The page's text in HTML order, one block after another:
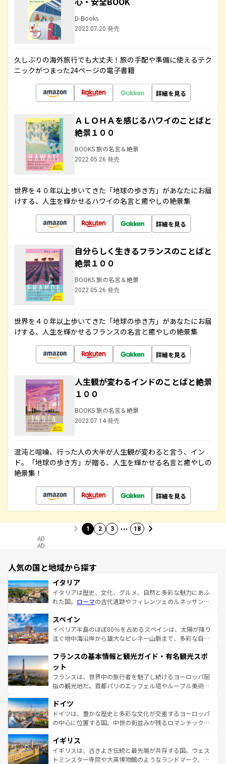
D-Books
2022.07.20 発売
久しぶりの海外旅行でも大丈夫！旅の手配や準備に使えるテク
ニックがつまった24ページの電子書籍
詳細を見る
ＡＬＯＨＡを感じるハワイのことばと
絶景１００
BOOKS 旅の名言＆絶景
2022.05.26 発売
世界を４０年以上歩いてきた「地球の歩き方」があなたにお届
けする、人生を輝かせるハワイの名言と癒やしの絶景集
詳細を見る
自分らしく生きるフランスのことばと
絶景１００
BOOKS 旅の名言＆絶景
2022.05.26 発売
世界を４０年以上歩いてきた「地球の歩き方」があなたにお届
けする、人生を輝かせるフランスの名言と癒やしの絶景集
詳細を見る
人生観が変わるインドのことばと絶景
１００
BOOKS 旅の名言＆絶景
2022.07.14 発売
混沌と喧噪、行った人の大半が人生観が変わると言う、イン
ド。「地球の歩き方」が贈る、人生を輝かせる名言と癒やしの
絶景集！
詳細を見る
1 2 3 … 18
AD
AD
人気の国と地域から探す
イタリア
イタリアは歴史、文化、グルメ、自然と多彩な魅力にあふ
れた国。 ローマの古代遺跡やフィレンツェのルネッサンス
ろん、トスカーナの美しい田園風景やアマルフィ海岸の絶
景など、自然景観も見逃せない。観光の合間には、本場の
ピザやパスタなど、絶品のイタリア料理を堪能することも
ませてくれるイタリアで、忘れられない旅をしてみよう！
なお、新着のイタリア情報は
しい。
スペイン
イベリア半島のほぼ80％を占めるスペインは、太陽が降り
注ぐ地中海沿岸から雄大なピレネー山脈まで、多彩な自然
文化が根付くこの国では、情熱的なフラメンコ、熱気あふ
れる闘牛、そして美味しいタパスが生活の一部となってい
る。首都マドリードの洗練された雰囲気や、バルセロナの
アートに溢れた街角から、地方では古代ローマ遺跡や中世
せる。地方によって風土や気候が異なるスペインはその個
性で訪れる人を魅了する。 なお、新着のスペイン情報は コ
ンテンツ一覧を参照してほしい。
フランスの基本情報と観光ガイド・有名観光スポ
ット
フランスは、世界中の旅行者を魅了し続けるヨーロッパ屈
指の観光地だ。首都パリのエッフェル塔やルーブル美術館
で、幅広い魅力が詰まっている。華麗な宮殿、歴史的な大
聖堂、美しいビーチ、そして豊かな自然が、訪れる者を心
から魅了する。また、フランスは美食の国としても知ら
いる。シャンパンの発祥地であるランス、プロヴァンスの
香り高いラベンダー畑など、多彩な楽しみ方が可能だ。さ
らに、パリ以外の地域にも魅力が溢れており、どの街角に
ドイツ
ドイツは、豊かな歴史と多彩な文化が交差するヨーロッパ
の中心に位置する国。中世の街並みが残るロマンチック街
顔を持つこの国は、どこを歩いても飽きることがない。ベ
ルリンの文化的活気、バイエルン州のアルプスの絶景、そ
してライン川沿いのワイン畑といった風景は必見。ビール
イギリス
イギリスは、古きよき伝統と最先端が共存する国。ウェス
トミンスター寺院や大英博物館のようなランドマーク、歴